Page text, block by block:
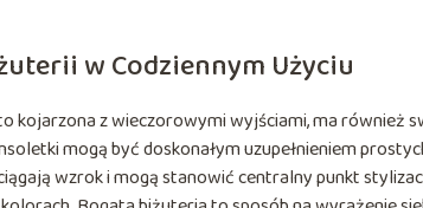
w Codziennym Użyciu
kojarzona z wieczorowymi wyjściami, ma również
mogą być doskonałym uzupełnieniem
wzrok i mogą stanowić centralny punkt